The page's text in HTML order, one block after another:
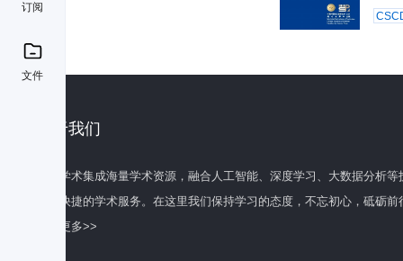
订阅
文件
关于我们
百度学术集成海量学术资源，融合人工智能、深度学习、大数据分析
全面快捷的学术服务。在这里我们保持学习的态度，不忘初心，砥砺前
了解更多>>